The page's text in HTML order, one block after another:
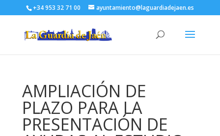
+34 953 32 71 00 ayuntamiento@laguardiadejaen.es
AMPLIACIÓN DE
PLAZO PARA LA
PRESENTACIÓN DE